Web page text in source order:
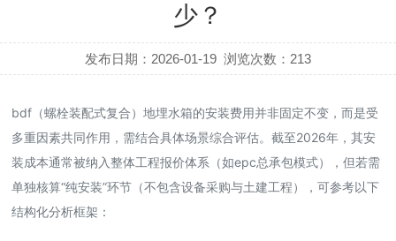
少？
发布日期：2026-01-19 浏览次数： 213
bdf（螺栓装配式复合）地埋水箱的安装费用并非固定不变，而是受
多重因素共同作用，需结合具体场景综合评估。截至2026年，其安
装成本通常被纳入整体工程报价体系（如epc总承包模式），但若需
单独核算“纯安装”环节（不包含设备采购与土建工程），可参考以下
结构化分析框架：